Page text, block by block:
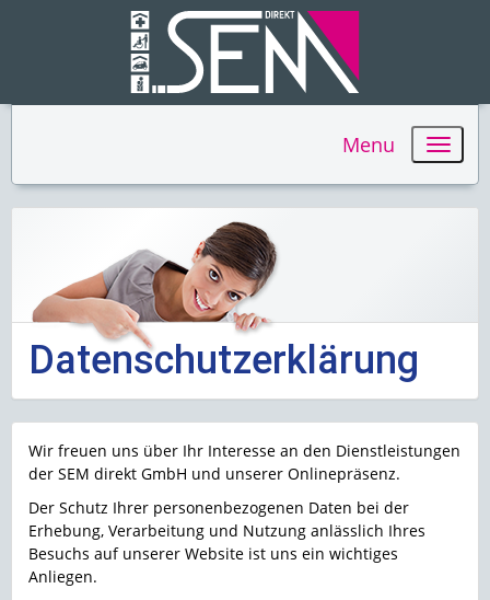
Menu
Datenschutzerklärung
Wir freuen uns über Ihr Interesse an den Dienstleistungen
der SEM direkt GmbH und unserer Onlinepräsenz.
Der Schutz Ihrer personenbezogenen Daten bei der
Erhebung, Verarbeitung und Nutzung anlässlich Ihres
Besuchs auf unserer Website ist uns ein wichtiges
Anliegen.